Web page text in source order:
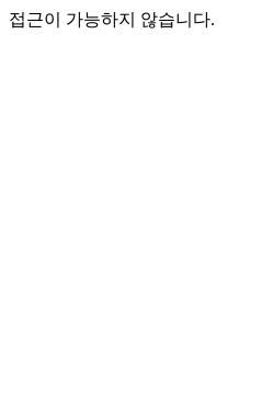
접근이 가능하지 않습니다.